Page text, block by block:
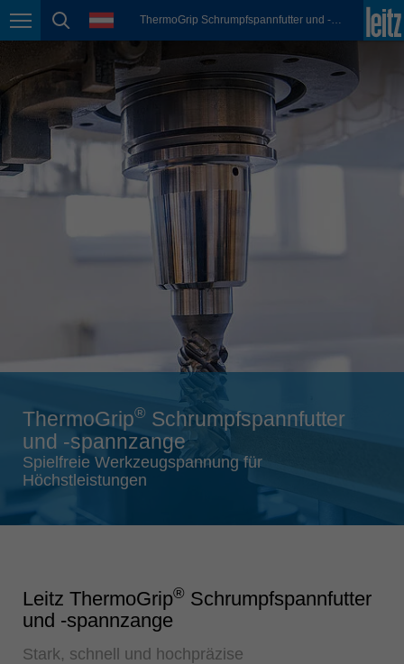
Seitennavigation
Seitensuche
Sprache ThermoGrip Schrumpfspannfutter und -spannzange
México
español
Nederland
Österreich
deutsch
Polska
polski
Portugal
português
România
Română
Schweiz
français
Singapore
english
Slovenija
Suomi
english
Türkiye
türkçe
ThermoGrip® Schrumpfspannfutter
und -spannzange
Spielfreie Werkzeugspannung für
Höchstleistungen
Leitz ThermoGrip® Schrumpfspannfutter
und -spannzange
Stark, schnell und hochpräzise